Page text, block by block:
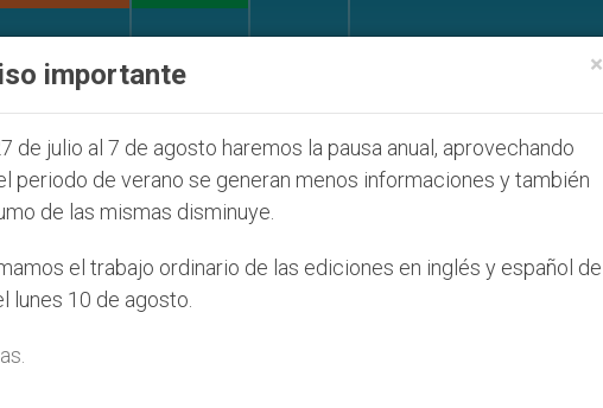
×
importante
de julio al 7 de agosto haremos la pausa anual, aprovechando
periodo de verano se generan menos informaciones y también
de las mismas disminuye.
el trabajo ordinario de las ediciones en inglés y español de
lunes 10 de agosto.